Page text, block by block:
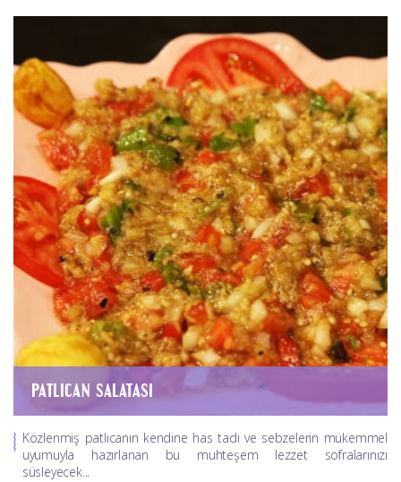
PATLICAN SALATASI
Közlenmiş patlıcanın kendine has tadı ve sebzelerin mükemmel
uyumuyla hazırlanan bu muhteşem lezzet sofralarınızı
süsleyecek...